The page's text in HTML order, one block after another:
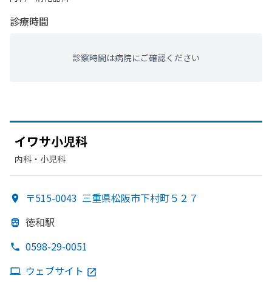
診療時間
診察時間は病院にご確認ください
イワサ小児科
内科・​小児科
〒515-0043 三重県松阪市下村町５２７
徳和駅
0598-29-0051
ウェブサイト